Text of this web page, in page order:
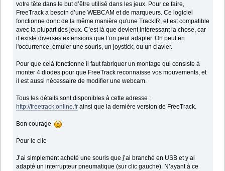
votre tête dans le but d’être utilisé dans les jeux. Pour ce faire,
FreeTrack a besoin d’une WEBCAM et de marqueurs. Ce logiciel
fonctionne donc de la même manière qu'une TrackIR, et est compatible
avec la plupart des jeux. C’est là que devient intéressant la chose, car
il existe diverses extensions que l’on peut adapter. On peut en
l'occurrence, émuler une souris, un joystick, ou un clavier.
Pour que celà fonctionne il faut fabriquer un montage qui consiste à
monter 4 diodes pour que FreeTrack reconnaisse vos mouvements, et
il est aussi nécessaire de modifier une webcam.
Tous les détails sont disponibles à cette adresse :
http://freetrack.online.fr ainsi que la dernière version de FreeTrack.
Bon courage
Pour le clic
J’ai simplement acheté une souris que j’ai branché en USB et y ai
adapté un interrupteur pneumatique (sur clic gauche). N’ayant à ce